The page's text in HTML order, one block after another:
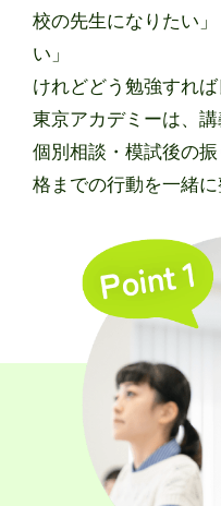
校の先生になりたい
い」
けれどどう勉強すれ
東京アカデミーは、
個別相談・模試後の
格までの行動を一緒に